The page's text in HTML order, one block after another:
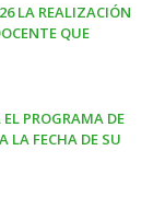
LA REALIZACIÓN
QUE
PROGRAMA DE
LA FECHA DE SU